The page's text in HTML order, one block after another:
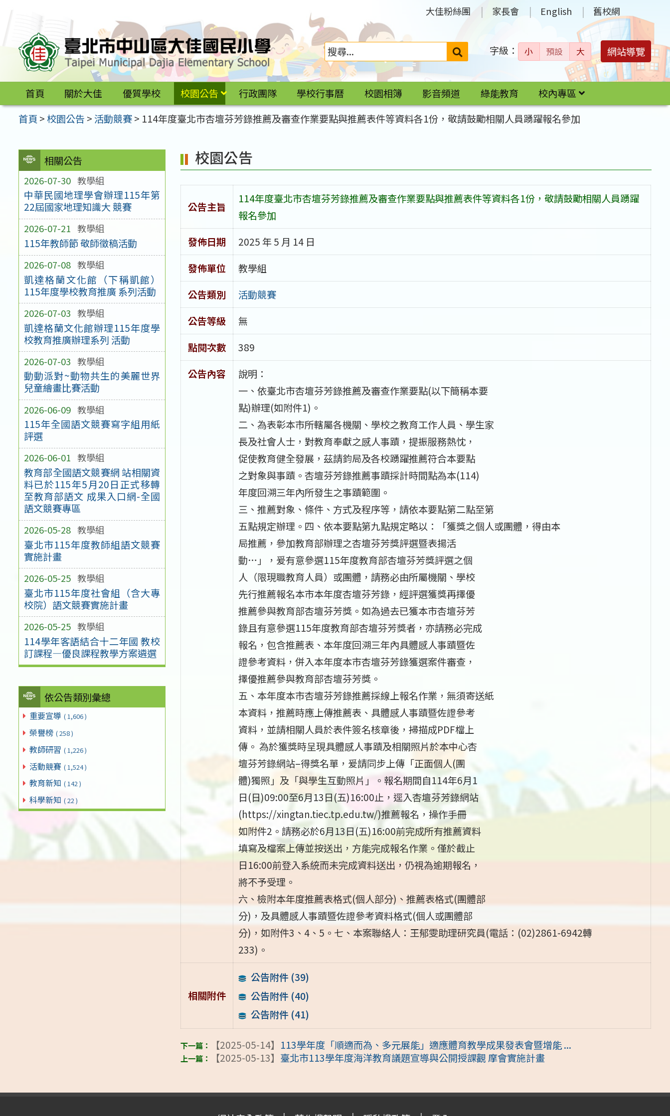
區
大佳粉絲團 家長會 English 舊校網
搜
字級： 小 預設 大 網站導覽
首頁 關於大佳 優質學校 校園公告 行政團隊 學校行事曆 校園相簿 影音頻道 綠能教育
校內專區
首頁 >校園公告 > 活動競賽> 114年度臺北市杏壇芬芳錄推薦及審查作業要點與推薦表件等資料各1份，敬請鼓勵相關人員踴躍報名參加
相關公告
2026-07-30 教學組
中華民國地理學會辦理115年第
22屆國家地理知識大 競賽
2026-07-21 教學組
115年教師節 敬師徵稿活動
2026-07-08 教學組
凱達格蘭文化館（下稱凱館）
115年度學校教育推廣 系列活動
2026-07-03 教學組
凱達格蘭文化館辦理115年度學
校教育推廣辦理系列 活動
2026-07-03 教學組
動動派對~動物共生的美麗世界
兒童繪畫比賽活動
2026-06-09 教學組
115年全國語文競賽寫字組用紙
評選
2026-06-01 教學組
教育部全國語文競賽網 站相關資
料已於115年5月20日正式移轉
至教育部語文 成果入口網-全國
語文競賽專區
2026-05-28 教學組
臺北市115年度教師組語文競賽
實施計畫
2026-05-25 教學組
臺北市115年度社會組（含大專
校院）語文競賽實施計畫
2026-05-25 教學組
114學年客語結合十二年國 教校
訂課程—優良課程教學方案遴選
依公告類別彙總
重要宣導 ( 1,606 )
榮譽榜 ( 258 )
教師研習 ( 1,226 )
活動競賽 ( 1,524 )
教育新知 ( 142 )
科學新知 ( 22 )
校園公告
公告主旨
114年度臺北市杏壇芬芳錄推薦及審查作業要點與推薦表件等資料各1份，敬請鼓勵相關人員踴躍
報名參加
發佈日期
2025 年 5 月 14 日
發佈單位
教學組
公告類別
活動競賽
公告等級
無
點閱次數
389
公告內容
說明：
一、依臺北市杏壇芬芳錄推薦及審查作業要點(以下簡稱本要
點)辦理(如附件1)。
二、為表彰本市所轄屬各機關、學校之教育工作人員、學生家
長及社會人士，對教育奉獻之感人事蹟，提振服務熱忱，
促使教育健全發展，茲請鈞局及各校踴躍推薦符合本要點
之對象與事蹟。杏壇芬芳錄推薦事蹟採計時間點為本(114)
年度回溯三年內所發生之事蹟範圍。
三、推薦對象、條件、方式及程序等，請依本要點第二點至第
五點規定辦理。四、依本要點第九點規定略以：「獲獎之個人或團體，得由本
局推薦，參加教育部辦理之杏壇芬芳獎評選暨表揚活
動…」，爰有意參選115年度教育部杏壇芬芳獎評選之個
人（限現職教育人員）或團體，請務必由所屬機關、學校
先行推薦報名本市本年度杏壇芬芳錄，經評選獲獎再擇優
推薦參與教育部杏壇芬芳獎。如為過去已獲本市杏壇芬芳
錄且有意參選115年度教育部杏壇芬芳獎者，亦請務必完成
報名，包含推薦表、本年度回溯三年內具體感人事蹟暨佐
證參考資料，併入本年度本市杏壇芬芳錄獲選案件審查，
擇優推薦參與教育部杏壇芬芳獎。
五、本年度本市杏壇芬芳錄推薦採線上報名作業，無須寄送紙
本資料，推薦時應上傳推薦表、具體感人事蹟暨佐證參考
資料，並請相關人員於表件簽名核章後，掃描成PDF檔上
傳。 為於獲獎時呈現具體感人事蹟及相關照片於本中心杏
壇芬芳錄網站–得獎名單，爰請同步上傳「正面個人(團
體)獨照」及「與學生互動照片」。報名期間自114年6月1
日(日)09:00至6月13日(五)16:00止，逕入杏壇芬芳錄網站
(https://xingtan.tiec.tp.edu.tw/)推薦報名，操作手冊
如附件2。請務必於6月13日(五)16:00前完成所有推薦資料
填寫及檔案上傳並按送出，方能完成報名作業。僅於截止
日16:00前登入系統而未完成資料送出，仍視為逾期報名，
將不予受理。
六、檢附本年度推薦表格式(個人部分)、推薦表格式(團體部
分)，及具體感人事蹟暨佐證參考資料格式(個人或團體部
分)，如附件3、4、5。七、本案聯絡人：王郁雯助理研究員(電話：(02)2861-6942轉
233)。
相關附件
公告附件 (39)
公告附件 (40)
公告附件 (41)
【2025-05-14】 113學年度「順適而為、多元展能」適應體育教學成果發表會暨增能 ...
【2025-05-13】 臺北市113學年度海洋教育議題宣導與公開授課觀 摩會實施計畫